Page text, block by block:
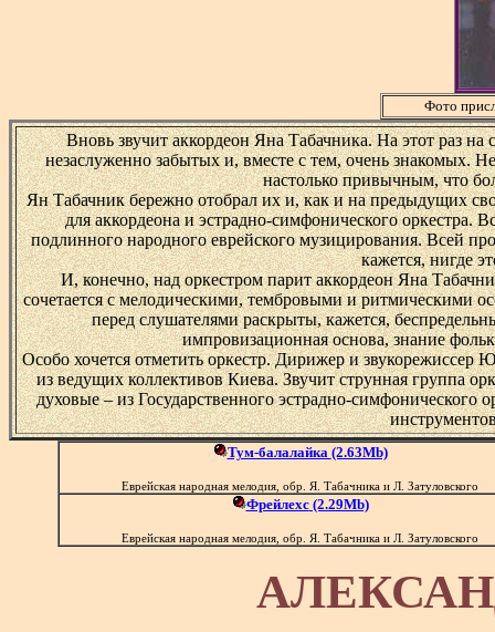
Фото
Вновь звучит аккордеон Яна Табачника. На этот раз
незаслуженно забытых и, вместе с тем, очень знакомых.
настолько привычным, что
Ян Табачник бережно отобрал их и, как и на предыдущих
для аккордеона и эстрадно-симфонического оркестра.
подлинного народного еврейского музицирования. Всей
кажется, нигде
И, конечно, над оркестром парит аккордеон Яна
сочетается с мелодическими, тембровыми и ритмическими
перед слушателями раскрыты, кажется,
импровизационная основа, знание
Особо хочется отметить оркестр. Дирижер и
из ведущих коллективов Киева. Звучит струнная группа
духовые – из Государственного эстрадно-
Тум-балалайка (2.63Mb)
Еврейская народная мелодия, обр. Я. Табачника и Л. Затуловского
Фрейлехс(2.29Mb)
Еврейская народная мелодия, обр. Я. Табачника и Л. Затуловского